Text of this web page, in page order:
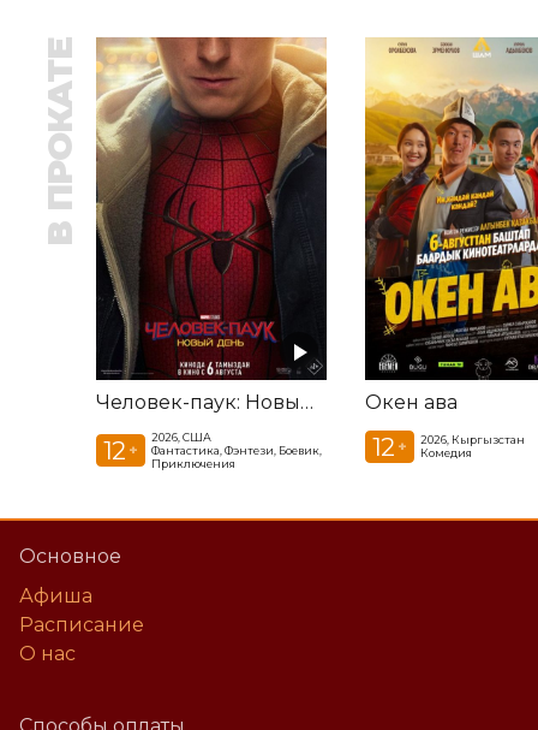
В ПРОКАТЕ
Человек-паук: Новый день
12 +
2026, США
Фантастика, Фэнтези, Боевик,
Приключения
Окен ава
12 +
2026, Кыргызстан
Комедия
Основное
Афиша
Расписание
О нас